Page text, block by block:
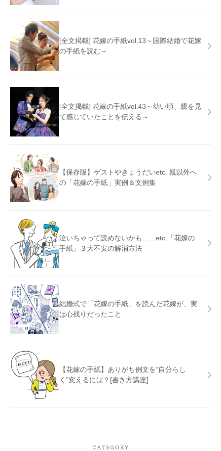
[全文掲載] 花嫁の手紙vol.13～国際結婚で花嫁
の手紙を読む～
[全文掲載] 花嫁の手紙vol.43～幼い頃、親を見
て感じていたことを伝える～
【保存版】ゲストやきょうだいetc. 親以外へ
の「花嫁の手紙」実例＆文例集
泣いちゃって読めないかも……etc.「花嫁の
手紙」３大不安の解消方法
結婚式で「花嫁の手紙」を読んだ花嫁が、実
は心残りだったこと
【花嫁の手紙】ありがち例文を“自分らし
く”変えるには？[書き方講座]